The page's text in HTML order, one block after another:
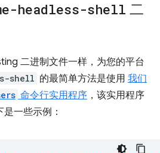
headless-shell 二
二进制文件一样，为您的平台
shell 的最简单方法是使用 我们
命令行实用程序 ，该实用程序
一些示例：